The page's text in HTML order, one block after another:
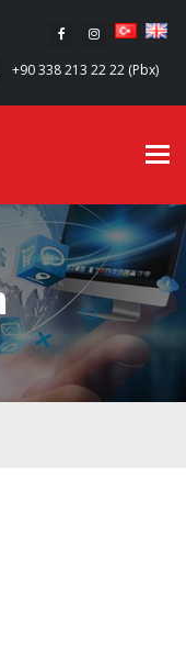
+90 338 213 22 22 (Pbx)